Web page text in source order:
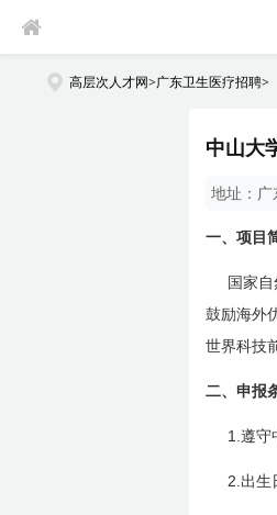
高层次人才网>广东卫生医疗招聘>
中山大
地址：
一、 项目
国家
鼓励海外
世界科技
二、 申报
1. 遵守
2. 出生